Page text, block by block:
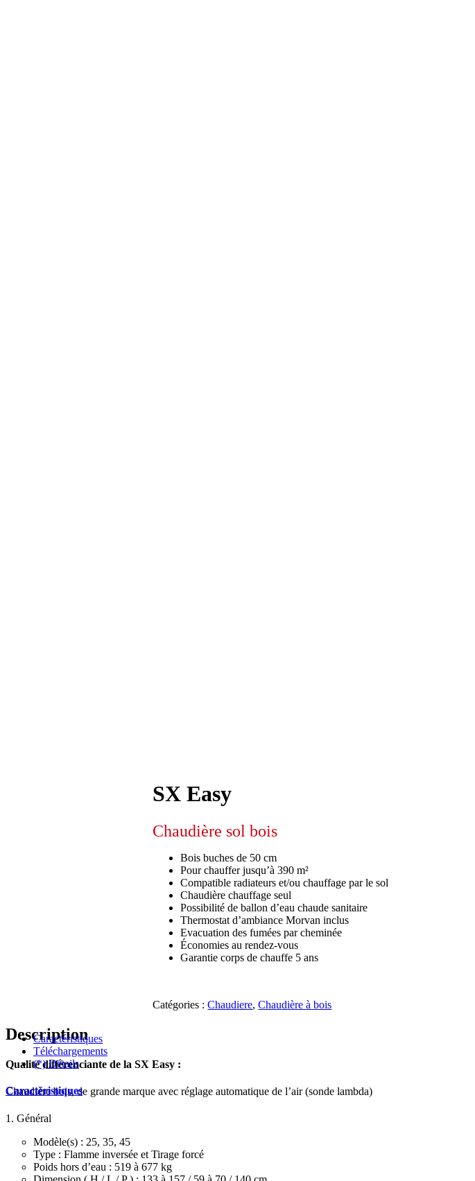
SX Easy
Chaudière sol bois
Bois buches de 50 cm
Pour chauffer jusqu’à 390 m²
Compatible radiateurs et/ou chauffage par le sol
Chaudière chauffage seul
Possibilité de ballon d’eau chaude sanitaire
Thermostat d’ambiance Morvan inclus
Evacuation des fumées par cheminée
Économies au rendez-vous
Garantie corps de chauffe 5 ans
Catégories :Chaudiere,Chaudière à bois
Description
Qualité différenciante de la SX Easy :
Chaudière bois, de grande marque avec réglage automatique de l’air (sonde lambda)
Caractéristiques
Téléchargements
(*) Détails
Caractéristiques
1. Général
Modèle(s) : 25, 35, 45
Type : Flamme inversée et Tirage forcé
Poids hors d’eau : 519 à 677 kg